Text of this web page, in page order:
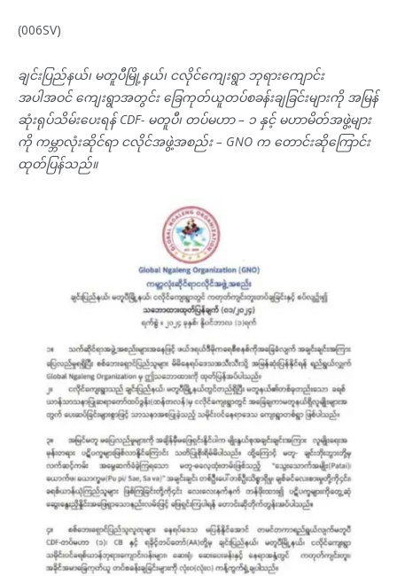
(006SV)
ချင်းပြည်နယ်၊ မတူပီမြို့နယ်၊ ငလိုင်ကျေးရွာ ဘုရားကျောင်း
အပါအဝင် ကျေးရွာအတွင်း ခြေကုတ်ယူတပ်စခန်းချခြင်းများကို အမြန်
ဆုံးရုပ်သိမ်းပေးရန် CDF- မတူပီ၊ တပ်မဟာ – ၁ နှင့် မဟာမိတ်အဖွဲ့များ
ကို ကမ္ဘာလုံးဆိုင်ရာ ငလိုင်အဖွဲ့အစည်း – GNO က တောင်းဆိုကြောင်း
ထုတ်ပြန်သည်။